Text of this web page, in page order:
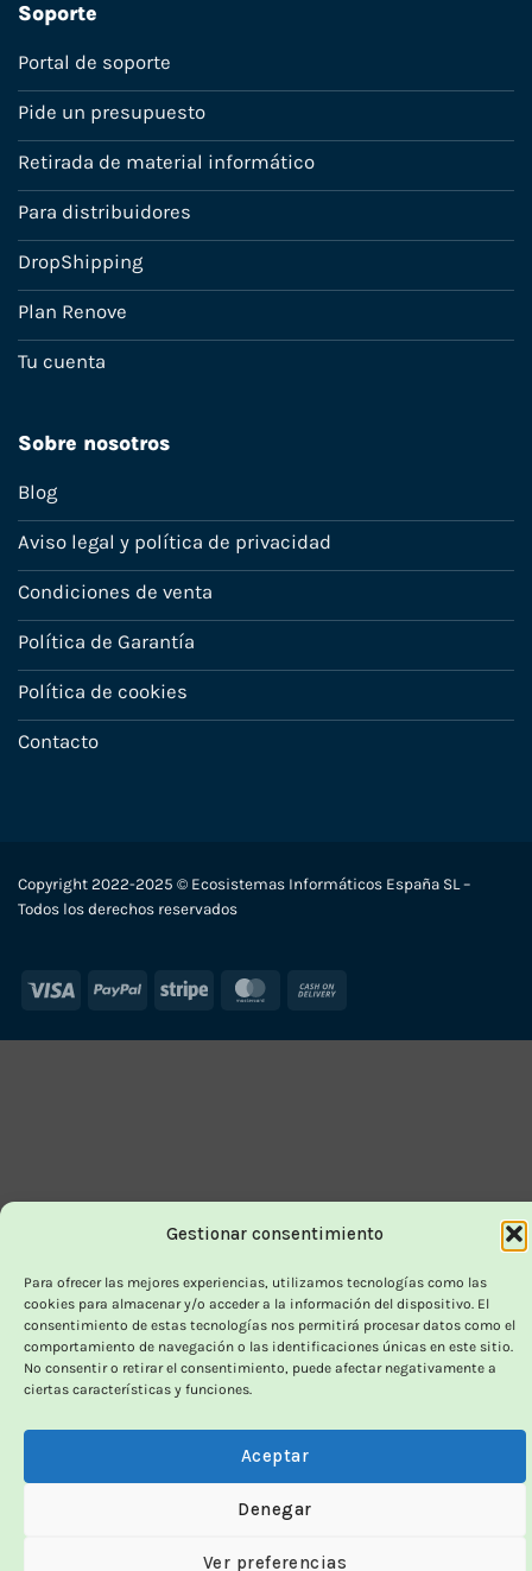
Gestionar consentimiento
Para ofrecer las mejores experiencias, utilizamos tecnologías como las
cookies para almacenar y/o acceder a la información del dispositivo. El
consentimiento de estas tecnologías nos permitirá procesar datos como el
comportamiento de navegación o las identificaciones únicas en este sitio.
No consentir o retirar el consentimiento, puede afectar negativamente a
ciertas características y funciones.
Aceptar
Denegar
Ver preferencias
Soporte
Portal de soporte
Pide un presupuesto
Retirada de material informático
Para distribuidores
DropShipping
Plan Renove
Tu cuenta
Sobre nosotros
Blog
Aviso legal y política de privacidad
Condiciones de venta
Política de Garantía
Política de cookies
Contacto
Copyright 2022-2025 © Ecosistemas Informáticos España SL –
Todos los derechos reservados
Visa PayPal Stripe MasterCard